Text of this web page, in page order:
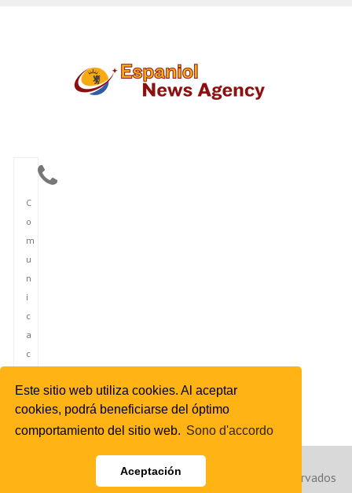
Este sitio web utiliza cookies. Al aceptar
cookies, podrá beneficiarse del óptimo
comportamiento del sitio web. Sono d'accordo
Aceptación
C
o
m
u
n
i
c
a
c
ó
n
Copyright © 2023 Agencia de Noticias de España. Reservados